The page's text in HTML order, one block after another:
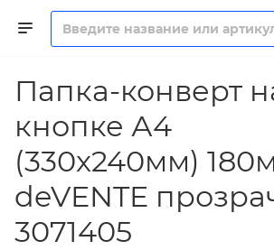
Папка-конверт
кнопке А4
(330x240мм)
deVENTE
3071405